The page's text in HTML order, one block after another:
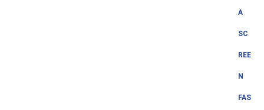
A
SC
REE
N
FAS